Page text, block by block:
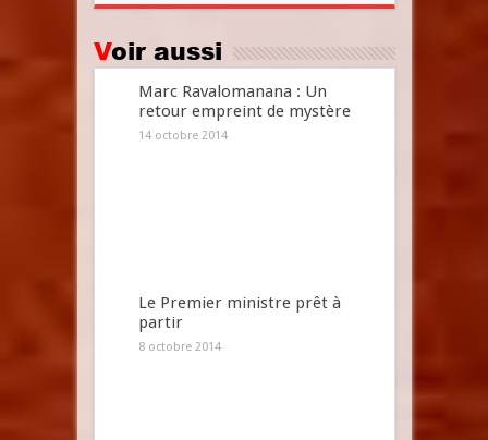
Voir aussi
Marc Ravalomanana : Un
retour empreint de mystère
14 octobre 2014
Le Premier ministre prêt à
partir
8 octobre 2014